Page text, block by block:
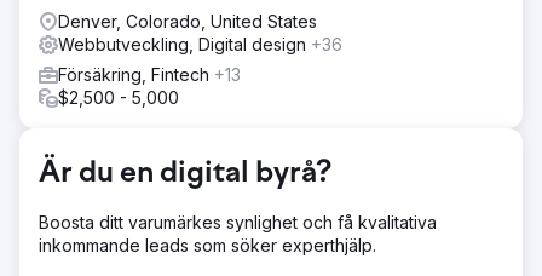
sidan, anpassade vi deras webbplats till behoven hos
värdefulla kunder. Denna forskningsdrivna strategi
förbättrade synlighet, engagemang och
konverteringsvägar i hela deras webbutik.
% i organisk trafik, en ökning med 236 % i
engagemangsgrad och en ökning med 313 % i organiska
köp. Förbättrad synlighet lockade fler besökare som var
redo att köpa, vilket ökade både
varumärkeskännedomen och intäkterna. Vår pågående
Denver, Colorado, United States
Webbutveckling, Digital design +36
Försäkring, Fintech +13
$2,500 - 5,000
Är du en digital byrå?
Boosta ditt varumärkes synlighet och få kvalitativa
inkommande leads som söker experthjälp.